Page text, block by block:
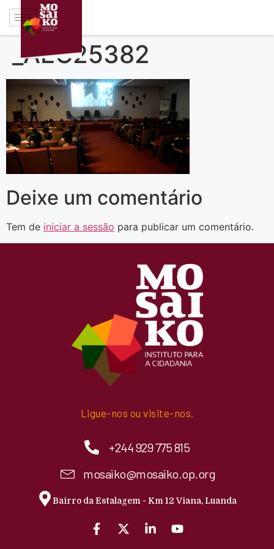
_AEC25382
Deixe um comentário
Tem de iniciar a sessão para publicar um comentário.
Ligue-nos ou visite-nos.
+244 929 775 815
mosaiko@mosaiko.op.org
Bairro da Estalagem - Km 12 Viana, Luanda